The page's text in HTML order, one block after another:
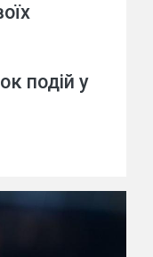
подій у